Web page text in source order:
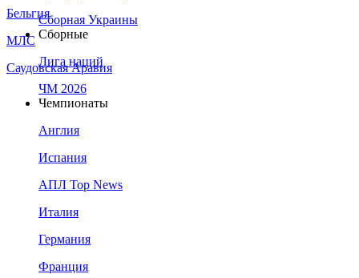
Бельгия
МЛС
Саудовская Аравия
Сборная Украины
Сборные
Лига наций
ЧМ 2026
Чемпионаты
Англия
Испания
АПЛ Top News
Италия
Германия
Франция